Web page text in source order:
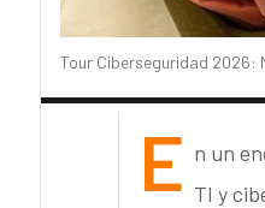
Tour Ciberseguridad 2026:
E n un
TI y